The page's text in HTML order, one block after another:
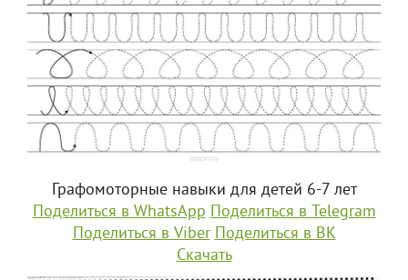
Графомоторные навыки для детей 6-7 лет
Поделиться в WhatsApp Поделиться в Telegram
Поделиться в Viber Поделиться в ВК
Скачать